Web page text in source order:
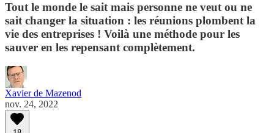
Tout le monde le sait mais personne ne veut ou ne
sait changer la situation : les réunions plombent la
vie des entreprises ! Voilà une méthode pour les
sauver en les repensant complètement.
Xavier de Mazenod
nov. 24, 2022